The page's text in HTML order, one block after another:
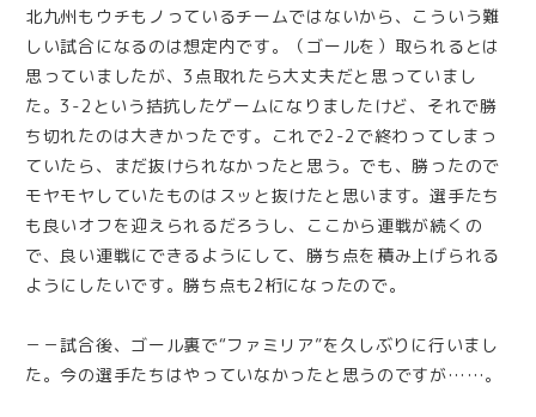
北九州もウチもノっているチームではないから、こういう難
しい試合になるのは想定内です。（ゴールを）取られるとは
思っていましたが、3点取れたら大丈夫だと思っていまし
た。3-2という拮抗したゲームになりましたけど、それで勝
ち切れたのは大きかったです。これで2-2で終わってしまっ
ていたら、まだ抜けられなかったと思う。でも、勝ったので
モヤモヤしていたものはスッと抜けたと思います。選手たち
も良いオフを迎えられるだろうし、ここから連戦が続くの
で、良い連戦にできるようにして、勝ち点を積み上げられる
ようにしたいです。勝ち点も2桁になったので。
－－試合後、ゴール裏で“ファミリア”を久しぶりに行いまし
た。今の選手たちはやっていなかったと思うのですが……。